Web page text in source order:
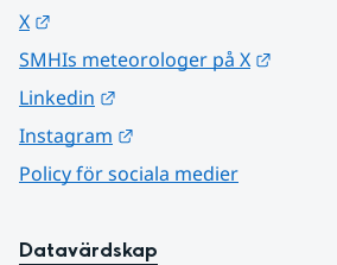
X
SMHIs meteorologer på X
Linkedin
Instagram
Policy för sociala medier
Datavärdskap